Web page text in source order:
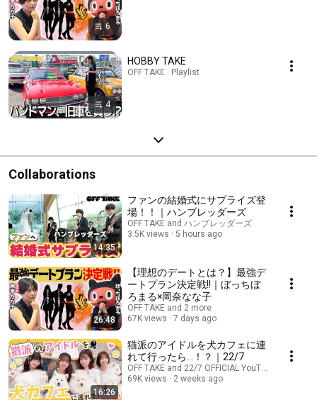
6
4
HOBBY TAKE
OFF TAKE · Playlist
Collaborations
14:35
ファンの結婚式にサプライズ登
場！！｜ハンブレッダーズ
OFF TAKE and ハンブレッダーズ
3.5K views
5 hours ago
26:48
【理想のデートとは？】最強デ
ートプラン決定戦!!｜ぼっちぼ
ろまる×岡奈なな子
OFF TAKE and 2 more
67K views
7 days ago
16:26
猫派のアイドルを犬カフェに連
れて行ったら…！？｜22/7
OFF TAKE and 22/7 OFFICIAL YouTube CHANNEL
69K views
2 weeks ago